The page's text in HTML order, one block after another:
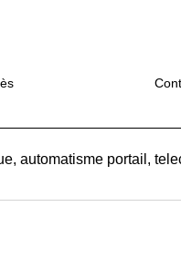
automatisme portail,